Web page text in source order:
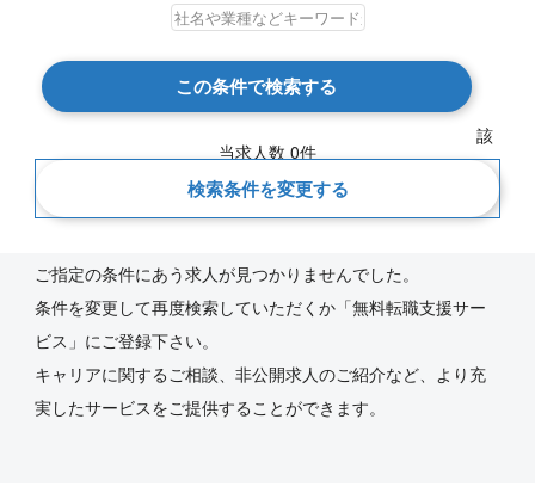
この条件で検索する
該
当求人数 0件
検索条件を変更する
新着順
ご指定の条件にあう求人が見つかりませんでした。
条件を変更して再度検索していただくか「無料転職支援サー
ビス」にご登録下さい。
キャリアに関するご相談、非公開求人のご紹介など、より充
実したサービスをご提供することができます。